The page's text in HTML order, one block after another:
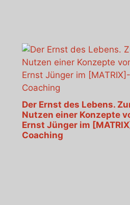
Der Ernst des Lebens.
Nutzen einer Konzepte
Ernst Jünger im
Coaching